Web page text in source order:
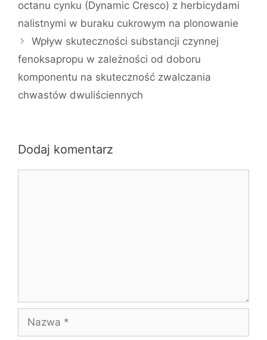
octanu cynku (Dynamic Cresco) z herbicydami
nalistnymi w buraku cukrowym na plonowanie
Wpływ skuteczności substancji czynnej
fenoksapropu w zależności od doboru
komponentu na skuteczność zwalczania
chwastów dwuliściennych
Dodaj komentarz
Nazwa